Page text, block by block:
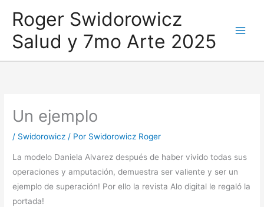
contenido
Roger Swidorowicz
Salud y 7mo Arte 2025
Un ejemplo
/ Swidorowicz / Por Swidorowicz Roger
La modelo Daniela Alvarez después de haber vivido todas sus
operaciones y amputación, demuestra ser valiente y ser un
ejemplo de superación! Por ello la revista Alo digital le regaló la
portada!